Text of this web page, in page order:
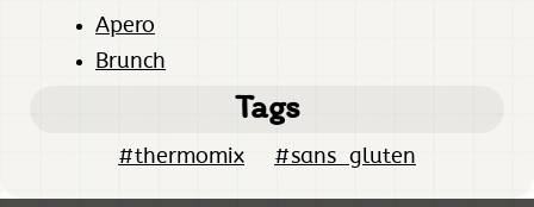
Apero
Brunch
Tags
#thermomix #sans_gluten